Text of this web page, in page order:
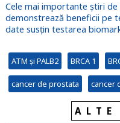
Cele mai importante știri de
demonstrează beneficii pe
date susțin testarea
ATM și PALB2 BRCA 1
cancer de prostata cancer
ALTE